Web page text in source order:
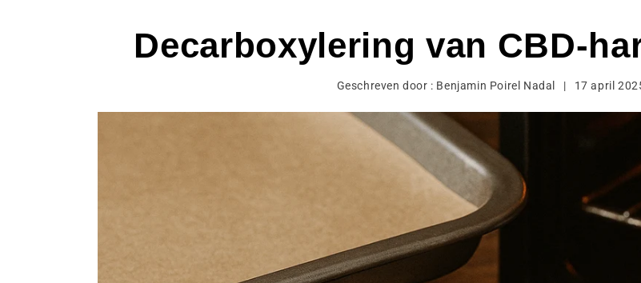
Decarboxylering van CBD-
Geschreven door : Benjamin Poirel Nadal | 17 april